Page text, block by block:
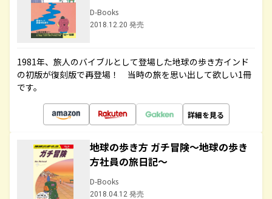
D-Books
2018.12.20 発売
1981年、旅人のバイブルとして登場した地球の歩き方インド
の初版が復刻版で再登場！ 当時の旅を思い出して欲しい1冊
です。
詳細を見る
地球の歩き方 ガチ冒険～地球の歩き
方社員の旅日記～
D-Books
2018.04.12 発売